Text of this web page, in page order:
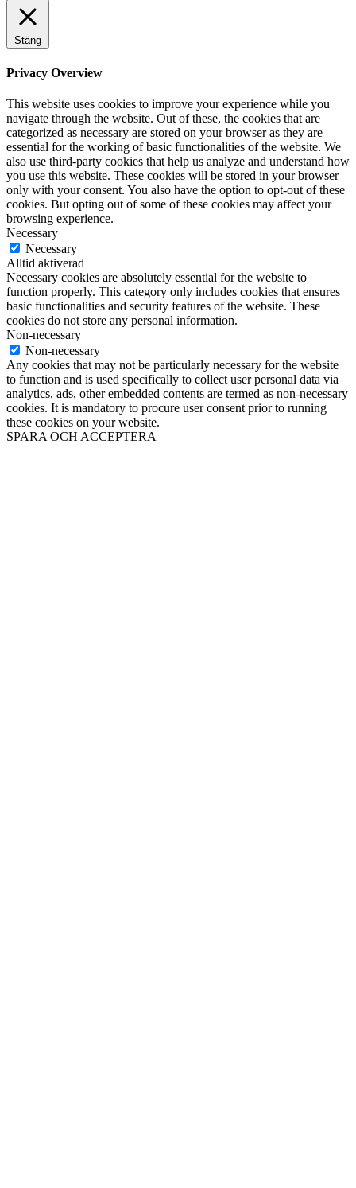
Stäng
Privacy Overview
This website uses cookies to improve your experience while you
navigate through the website. Out of these, the cookies that are
categorized as necessary are stored on your browser as they are
essential for the working of basic functionalities of the website. We
also use third-party cookies that help us analyze and understand how
you use this website. These cookies will be stored in your browser
only with your consent. You also have the option to opt-out of these
cookies. But opting out of some of these cookies may affect your
browsing experience.
Necessary
Necessary
Alltid aktiverad
Necessary cookies are absolutely essential for the website to
function properly. This category only includes cookies that ensures
basic functionalities and security features of the website. These
cookies do not store any personal information.
Non-necessary
Non-necessary
Any cookies that may not be particularly necessary for the website
to function and is used specifically to collect user personal data via
analytics, ads, other embedded contents are termed as non-necessary
cookies. It is mandatory to procure user consent prior to running
these cookies on your website.
SPARA OCH ACCEPTERA